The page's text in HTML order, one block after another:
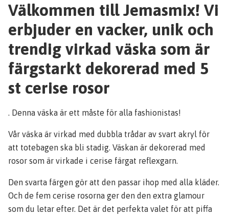
Välkommen till Jemasmix! Vi
erbjuder en vacker, unik och
trendig virkad väska som är
färgstarkt dekorerad med 5
st cerise rosor
. Denna väska är ett måste för alla fashionistas!
Vår väska är virkad med dubbla trådar av svart akryl för
att totebagen ska bli stadig. Väskan är dekorerad med
rosor som är virkade i cerise färgat reflexgarn.
Den svarta färgen gör att den passar ihop med alla kläder.
Och de fem cerise rosorna ger den den extra glamour
som du letar efter. Det är det perfekta valet för att piffa